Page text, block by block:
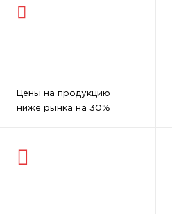
Цены на продукцию
ниже рынка на 30%